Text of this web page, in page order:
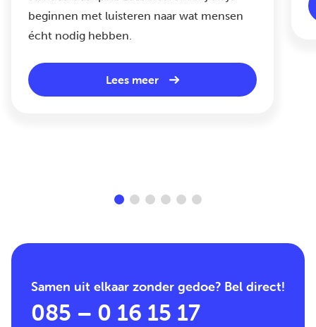
beginnen met luisteren naar wat mensen
écht nodig hebben.
Lees meer
Samen uit elkaar zonder gedoe? Bel direct!
085 – 0 16 15 17